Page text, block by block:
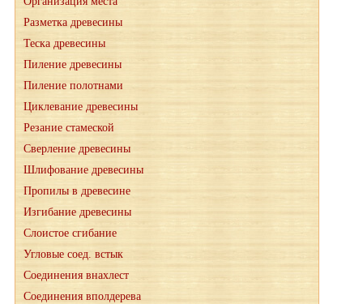
Разметка древесины
Теска древесины
Пиление древесины
Пиление полотнами
Циклевание древесины
Резание стамеской
Сверление древесины
Шлифование древесины
Пропилы в древесине
Изгибание древесины
Слоистое сгибание
Угловые соед. встык
Соединения внахлест
Соединения вполдерева